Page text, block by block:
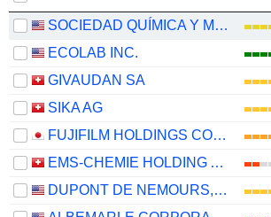
SOCIEDAD QUÍMICA Y MINERA DE CHILE S.A.
ECOLAB INC.
GIVAUDAN SA
SIKA AG
FUJIFILM HOLDINGS CORPORATION
EMS-CHEMIE HOLDING AG
DUPONT DE NEMOURS, INC.